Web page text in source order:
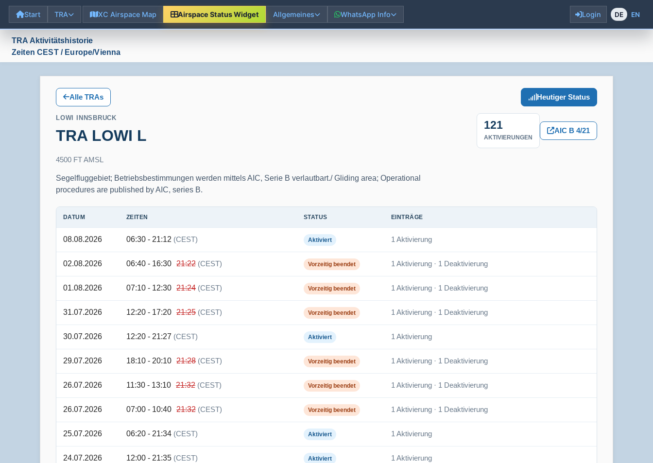
Start TRA XC Airspace Map Airspace Status Widget Allgemeines WhatsApp Info Login DE EN
TRA Aktivitätshistorie
Zeiten CEST / Europe/Vienna
Alle TRAs Heutiger Status
LOWI INNSBRUCK
TRA LOWI L
4500 FT AMSL
Segelfluggebiet; Betriebsbestimmungen werden mittels AIC, Serie B verlautbart./ Gliding area; Operational
procedures are published by AIC, series B.
121
AKTIVIERUNGEN
AIC B 4/21
DATUM ZEITEN STATUS EINTRÄGE
08.08.2026 06:30 - 21:12 (CEST) Aktiviert 1 Aktivierung
02.08.2026 06:40 - 16:30 21:22 (CEST) Vorzeitig beendet 1 Aktivierung · 1 Deaktivierung
01.08.2026 07:10 - 12:30 21:24 (CEST) Vorzeitig beendet 1 Aktivierung · 1 Deaktivierung
31.07.2026 12:20 - 17:20 21:25 (CEST) Vorzeitig beendet 1 Aktivierung · 1 Deaktivierung
30.07.2026 12:20 - 21:27 (CEST) Aktiviert 1 Aktivierung
29.07.2026 18:10 - 20:10 21:28 (CEST) Vorzeitig beendet 1 Aktivierung · 1 Deaktivierung
26.07.2026 11:30 - 13:10 21:32 (CEST) Vorzeitig beendet 1 Aktivierung · 1 Deaktivierung
26.07.2026 07:00 - 10:40 21:32 (CEST) Vorzeitig beendet 1 Aktivierung · 1 Deaktivierung
25.07.2026 06:20 - 21:34 (CEST) Aktiviert 1 Aktivierung
24.07.2026 12:00 - 21:35 (CEST) Aktiviert 1 Aktivierung